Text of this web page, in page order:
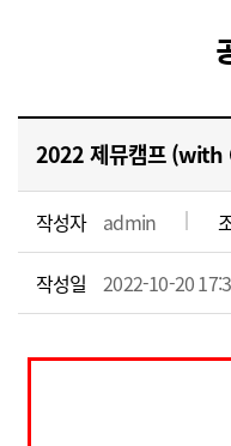
2022 제뮤캠프 (with
작성자 admin
작성일 2022-10-20